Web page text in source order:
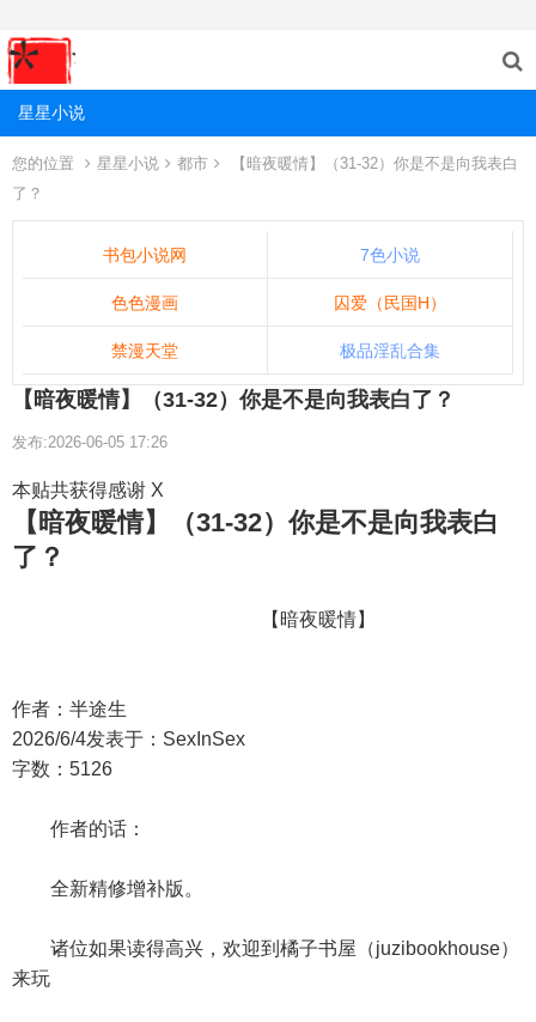
星星小说
您的位置 星星小说 都市
【暗夜暖情】（31-32）你是不是向我表白
了？
书包小说网 7色小说
色色漫画 囚爱（民国H）
禁漫天堂 极品淫乱合集
【暗夜暖情】（31-32）你是不是向我表白了？
发布:2026-06-05 17:26
本贴共获得感谢 X
【暗夜暖情】（31-32）你是不是向我表白
了？
【暗夜暖情】
作者：半途生
2026/6/4发表于：SexInSex
字数：5126
作者的话：
全新精修增补版。
诸位如果读得高兴，欢迎到橘子书屋（juzibookhouse）
来玩